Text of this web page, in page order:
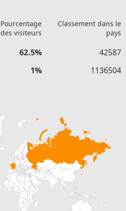
Pourcentage
des visiteurs
Classement dans le
pays
62.5%
42587
1% 1136504